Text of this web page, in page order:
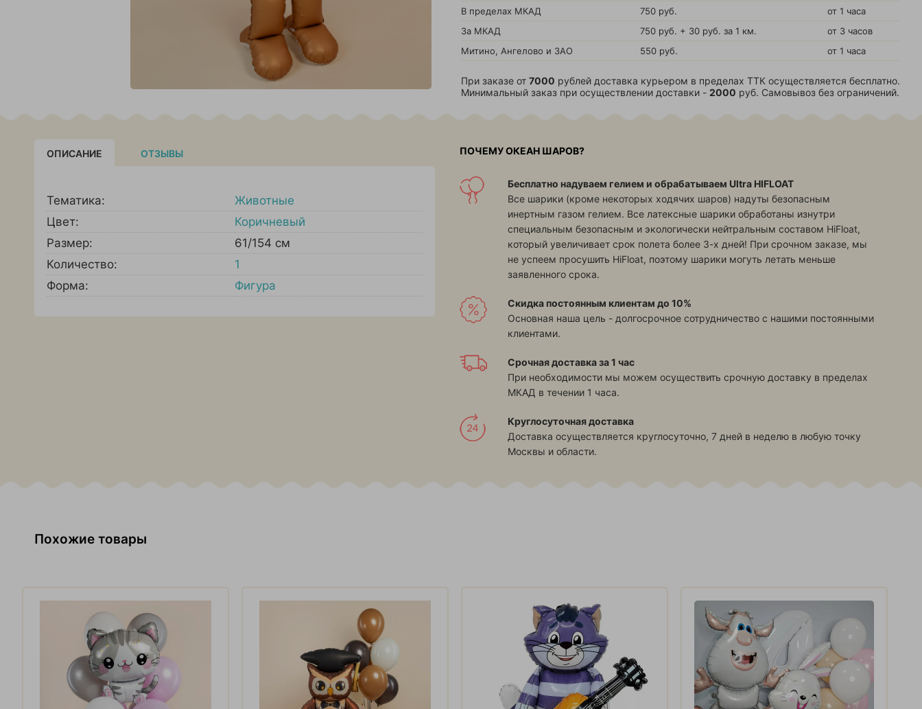
В пределах МКАД
750 руб.
от 1 часа
За МКАД
750 руб. + 30 руб. за 1 км.
от 3 часов
Митино, Ангелово и ЗАО
550 руб. от 1 часа
При заказе от 7000 рублей доставка курьером в пределах ТТК осуществляется бесплатно.
Минимальный заказ при осуществлении доставки - 2000 руб. Самовывоз без ограничений.
ОПИСАНИЕ ОТЗЫВЫ
Тематика:
Животные
Цвет:
Коричневый
Размер:
61/154 см
Количество:
1
Форма:
Фигура
ПОЧЕМУ ОКЕАН ШАРОВ?
Бесплатно надуваем гелием и обрабатываем Ultra HIFLOAT
Все шарики (кроме некоторых ходячих шаров) надуты безопасным
инертным газом гелием. Все латексные шарики обработаны изнутри
специальным безопасным и экологически нейтральным составом HiFloat,
который увеличивает срок полета более 3-х дней! При срочном заказе, мы
не успеем просушить HiFloat, поэтому шарики могуть летать меньше
заявленного срока.
Скидка постоянным клиентам до 10%
Основная наша цель - долгосрочное сотрудничество с нашими постоянными
клиентами.
Срочная доставка за 1 час
При необходимости мы можем осуществить срочную доставку в пределах
МКАД в течении 1 часа.
Круглосуточная доставка
Доставка осуществляется круглосуточно, 7 дней в неделю в любую точку
Москвы и области.
Похожие товары